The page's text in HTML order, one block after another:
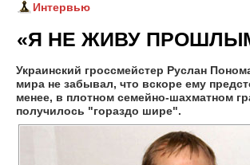
Интервью
«Я НЕ ЖИВУ
Украинский гроссмейстер Руслан
мира не забывал, что вскоре ему
менее, в плотном семейно-шахматном
получилось "гораздо шире".